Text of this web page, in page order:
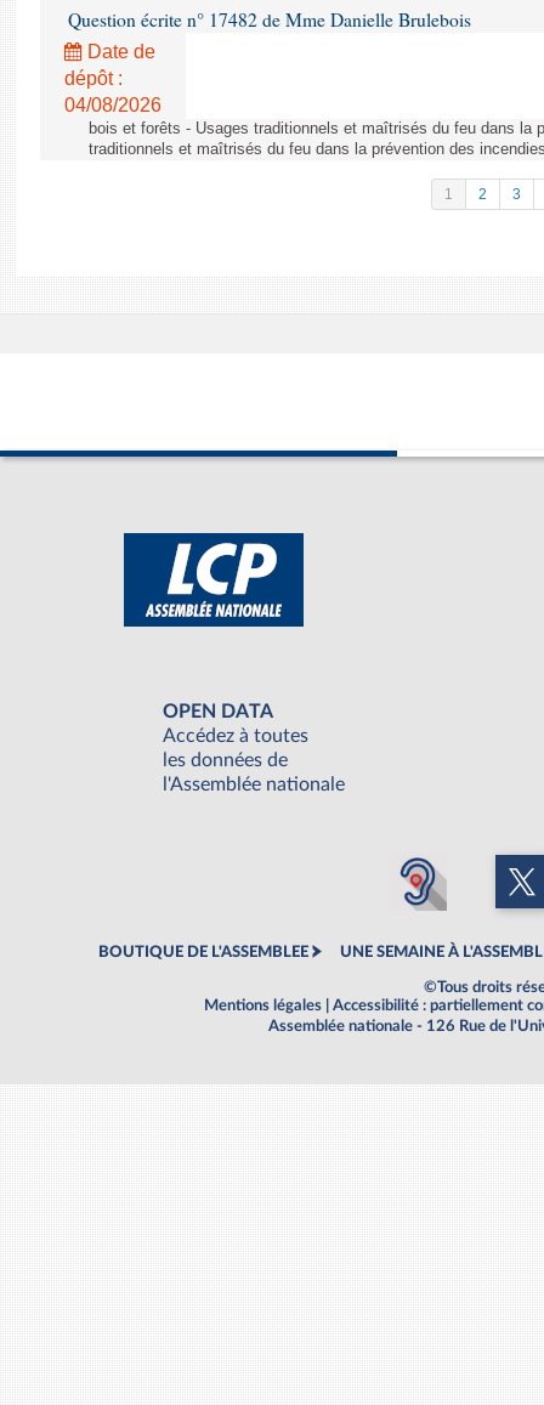
Question écrite n° 17482 de Mme Danielle Brulebois
Date de
dépôt :
04/08/2026
bois et forêts - Usages traditionnels et maîtrisés du feu dans la
traditionnels et maîtrisés du feu dans la prévention des
1 2 3
OPEN DATA
Accédez à toutes
les données de
l'Assemblée nationale
BOUTIQUE DE L'ASSEMBLEE UNE SEMAINE À
©Tous droits
Mentions légales
Accessibilité : partiellement
Assemblée nationale - 126 Rue de